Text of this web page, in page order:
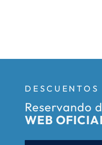
Reservando
WEB